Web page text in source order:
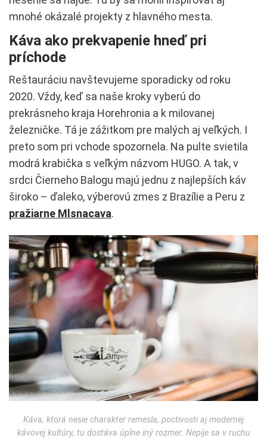
mnohé okázalé projekty z hlavného mesta.
Káva ako prekvapenie hneď pri
príchode
Reštauráciu navštevujeme sporadicky od roku
2020. Vždy, keď sa naše kroky vyberú do
prekrásneho kraja Horehronia a k milovanej
železničke. Tá je zážitkom pre malých aj veľkých. I
preto som pri vchode spozornela. Na pulte svietila
modrá krabička s veľkým názvom HUGO. A tak, v
srdci Čierneho Balogu majú jednu z najlepších káv
široko – ďaleko, výberovú zmes z Brazílie a Peru z
pražiarne Mlsnacava.
Káva, ktorá nesie charakter remesla, poctivosti aj modernej
kávovej kultúry, tu dostáva úplne iný rozmer. Nepije sa v ruchu